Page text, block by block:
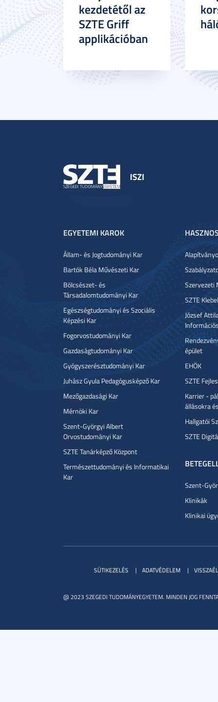
kezdetétől az
SZTE Griff
applikációban
EGYETEMI KAROK
Állam- és Jogtudományi Kar
Bartók Béla Művészeti Kar
Bölcsészet- és
Társadalomtudományi Kar
Egészségtudományi és Szociális
Képzési Kar
Fogorvostudományi Kar
Gazdaságtudományi Kar
Gyógyszerésztudományi Kar
Juhász Gyula Pedagógusképző Kar
Mezőgazdasági Kar
Mérnöki Kar
Szent-Györgyi Albert
Orvostudományi Kar
SZTE Tanárképző Központ
Természettudományi és Informatikai
Kar
Szervezeti
SZTE
József
épület
EHÖK
SZTE
Karrier -
állásokra
Hallgatói
SZTE
Szent-
Klinikák
Klinikai
@ 2023 SZEGEDI TUDOMÁNYEGYETEM. MINDEN JOG
SÜTIKEZELÉS ADATVÉDELEM